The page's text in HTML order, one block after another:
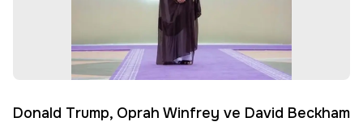
Donald Trump, Oprah Winfrey ve David Beckham